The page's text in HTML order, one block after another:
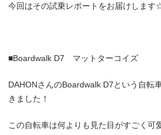
今回はその試乗レポートをお届けします
■Boardwalk D7 マットターコイズ
DAHONさんのBoardwalk D7という自転
きました！
この自転車は何よりも見た目がすごく可